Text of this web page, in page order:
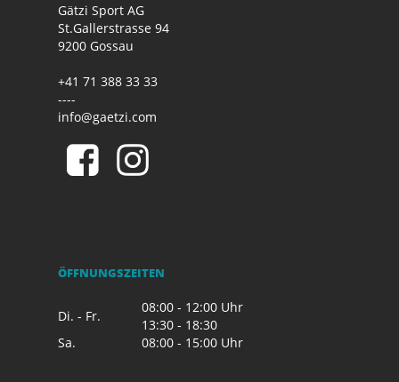
Gätzi Sport AG
St.Gallerstrasse 94
9200 Gossau
+41 71 388 33 33
----
info@gaetzi.com
ÖFFNUNGSZEITEN
Di. - Fr.
08:00 - 12:00 Uhr
13:30 - 18:30
Sa.
08:00 - 15:00 Uhr